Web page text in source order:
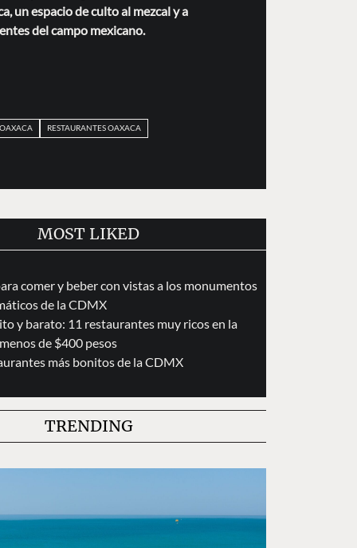
un espacio de culto al mezcal y a
del campo mexicano.
OAXACA RESTAURANTES OAXACA
MOST LIKED
comer y beber con vistas a los monumentos
de la CDMX
y barato: 11 restaurantes muy ricos en la
de $400 pesos
más bonitos de la CDMX
TRENDING